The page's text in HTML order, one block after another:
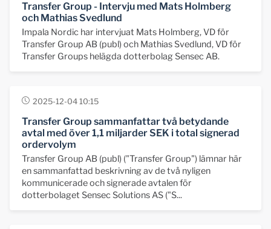
Transfer Group - Intervju med Mats Holmberg
och Mathias Svedlund
Impala Nordic har intervjuat Mats Holmberg, VD för
Transfer Group AB (publ) och Mathias Svedlund, VD för
Transfer Groups helägda dotterbolag Sensec AB.
2025-12-04 10:15
Transfer Group sammanfattar två betydande
avtal med över 1,1 miljarder SEK i total signerad
ordervolym
Transfer Group AB (publ) ("Transfer Group") lämnar här
en sammanfattad beskrivning av de två nyligen
kommunicerade och signerade avtalen för
dotterbolaget Sensec Solutions AS ("S...